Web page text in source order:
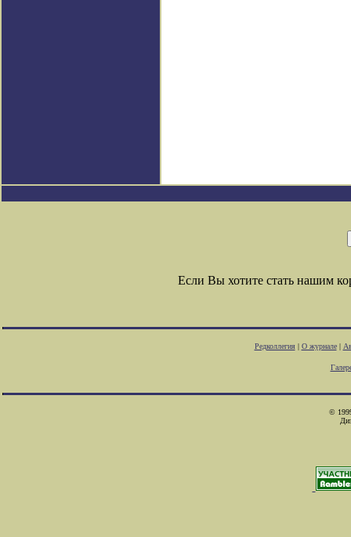
Если Вы хотите стать нашим
Редколлегия| О журнале|
©